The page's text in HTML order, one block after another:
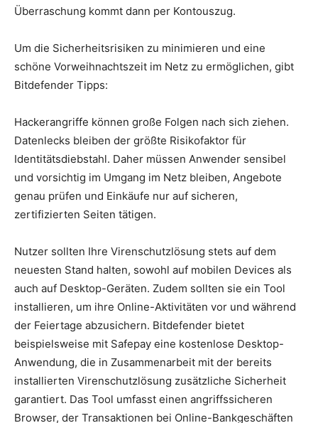
Überraschung kommt dann per Kontouszug.
Um die Sicherheitsrisiken zu minimieren und eine
schöne Vorweihnachtszeit im Netz zu ermöglichen, gibt
Bitdefender Tipps:
Hackerangriffe können große Folgen nach sich ziehen.
Datenlecks bleiben der größte Risikofaktor für
Identitätsdiebstahl. Daher müssen Anwender sensibel
und vorsichtig im Umgang im Netz bleiben, Angebote
genau prüfen und Einkäufe nur auf sicheren,
zertifizierten Seiten tätigen.
Nutzer sollten Ihre Virenschutzlösung stets auf dem
neuesten Stand halten, sowohl auf mobilen Devices als
auch auf Desktop-Geräten. Zudem sollten sie ein Tool
installieren, um ihre Online-Aktivitäten vor und während
der Feiertage abzusichern. Bitdefender bietet
beispielsweise mit Safepay eine kostenlose Desktop-
Anwendung, die in Zusammenarbeit mit der bereits
installierten Virenschutzlösung zusätzliche Sicherheit
garantiert. Das Tool umfasst einen angriffssicheren
Browser, der Transaktionen bei Online-Bankgeschäften